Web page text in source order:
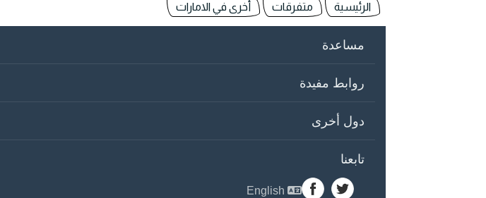
الرئيسية متفرقات أخرى في الامارات
مساعدة
روابط مفيدة
دول أخرى
تابعنا